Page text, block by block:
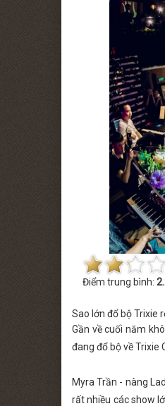
Điểm trung bình:
Sao lớn đổ bộ Trixie
Gần về cuối năm
đang đổ bộ về Trixie
Myra Trần - nàng
rất nhiều các show